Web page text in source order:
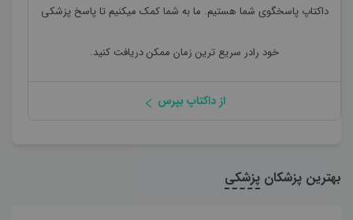
داکتاپ پاسخگوی شما هستیم. ما به شما کمک میکنیم تا پاسخ پزشکی
خود رادر سریع ترین زمان ممکن دریافت کنید.
از داکتاپ بپرس
بهترین پزشکان پزشکی